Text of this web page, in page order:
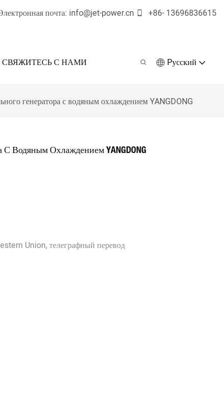
почта: info@jet-power.cn +86- 13696836615
СВЯЖИТЕСЬ С НАМИ Pусский
генератора с водяным охлаждением YANGDONG
С Водяным Охлаждением YANGDONG
Union, телеграфный перевод